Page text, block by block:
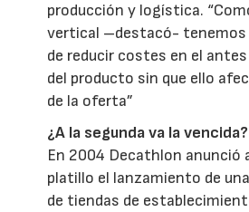
producción y logística.
vertical –destacó- tenemos
de reducir costes en el antes
del producto sin que ello
de la oferta”
¿A la segunda va la vencida?
En 2004 Decathlon anunció
platillo el lanzamiento de
de tiendas de